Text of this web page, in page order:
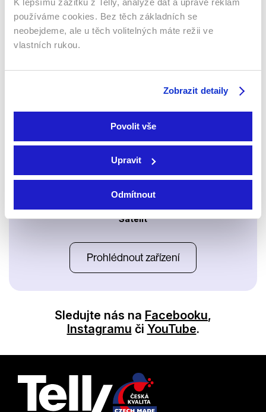
používáme cookies. Bez těch základních se
neobejdeme, ale u těch volitelných máte režii ve
vlastních rukou.
Zobrazit detaily
Povolit vše
Upravit
Odmítnout
Xbox app
Satelit
Prohlédnout zařízení
Sledujte nás na Facebooku,
Instagramu či YouTube.